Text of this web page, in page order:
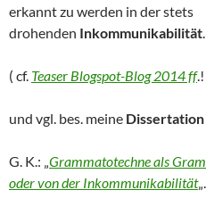
erkannt zu werden in der stets
drohenden Inkommunikabilität.
( cf. Teaser Blogspot-Blog 2014 ff.!
und vgl. bes. meine Dissertation
G. K.: „Grammatotechne als
oder von der Inkommunikabilität